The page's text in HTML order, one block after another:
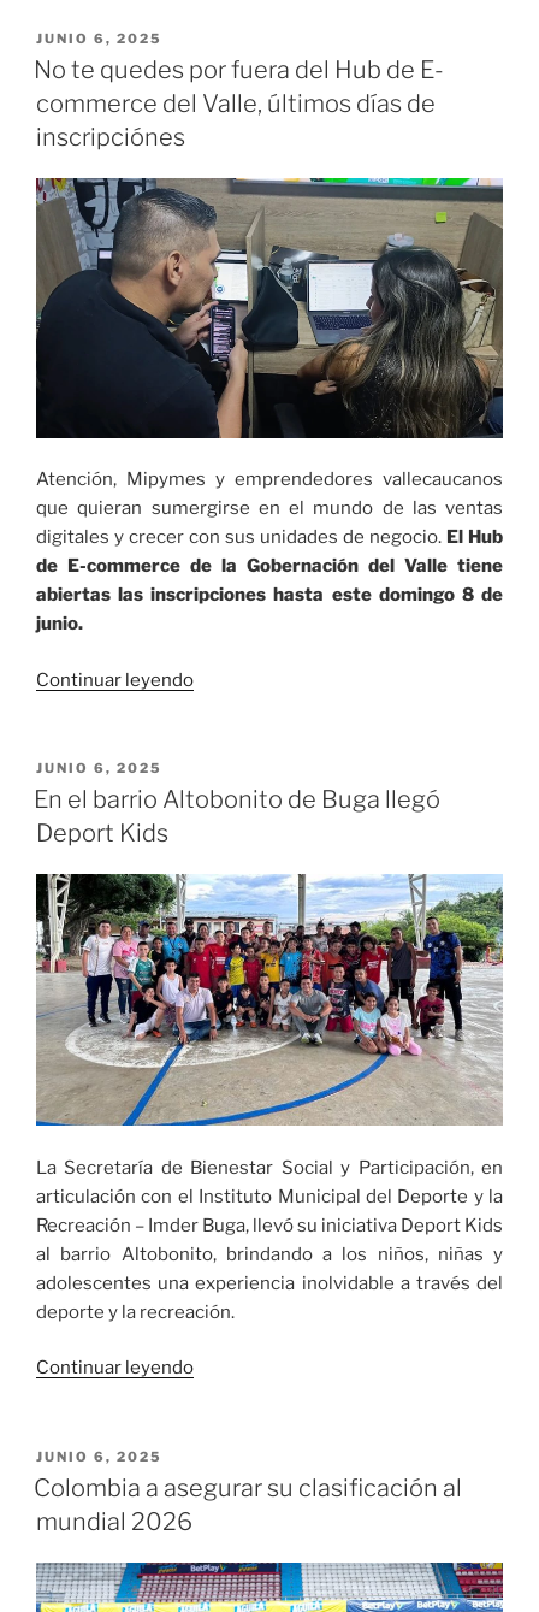
será
la
verde
y
reunirá
a
9
mil
corredores
de
seis
países»
PUBLICADO
EL
JUNIO 6, 2025
No te quedes por fuera del Hub de E-
commerce del Valle, últimos días de
inscripciónes
Atención, Mipymes y emprendedores vallecaucanos
que quieran sumergirse en el mundo de las ventas
digitales y crecer con sus unidades de negocio. El Hub
de E-commerce de la Gobernación del Valle tiene
abiertas las inscripciones hasta este domingo 8 de
junio.
Continuar leyendo«No
fuera
de
E-
commerce
del
Valle,
últimos
días
de
inscripciónes»
PUBLICADO
EL
JUNIO 6, 2025
En el barrio Altobonito de Buga llegó
Deport Kids
La Secretaría de Bienestar Social y Participación, en
articulación con el Instituto Municipal del Deporte y la
Recreación – Imder Buga, llevó su iniciativa Deport Kids
al barrio Altobonito, brindando a los niños, niñas y
adolescentes una experiencia inolvidable a través del
deporte y la recreación.
Continuar leyendo«En
de
Deport
Kids»
PUBLICADO
EL
JUNIO 6, 2025
Colombia a asegurar su clasificación al
mundial 2026